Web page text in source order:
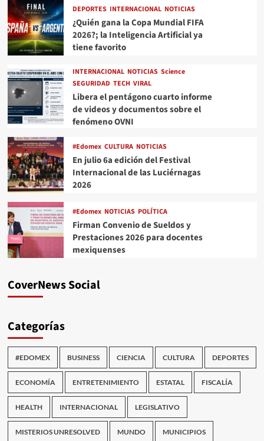
DEPORTES INTERNACIONAL NOTICIAS
¿Quién gana la Copa Mundial FIFA
2026?; la Inteligencia Artificial ya
tiene favorito
INTERNACIONAL NOTICIAS Science
SEGURIDAD TECH VIRAL
Libera el pentágono cuarto informe
de videos y documentos sobre el
fenómeno OVNI
#Edomex CULTURA NOTICIAS
En julio 6a edición del Festival
Internacional de las Luciérnagas
2026
#Edomex NOTICIAS POLÍTICA
Firman Convenio de Sueldos y
Prestaciones 2026 para docentes
mexiquenses
CoverNews Social
Categorías
#EDOMEX BUSINESS CIENCIA CULTURA DEPORTES
ECONOMÍA ENTRETENIMIENTO ESTATAL FISCALÍA
HEALTH INTERNACIONAL LEGISLATIVO
MISTERIOS UNRESOLVED MUNDO MUNICIPIOS